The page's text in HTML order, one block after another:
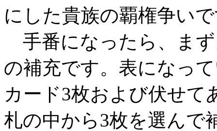
にした貴族の覇権争い
手番になったら、ま
の補充です。表になっ
カード3枚および伏せて
札の中から3枚を選んで